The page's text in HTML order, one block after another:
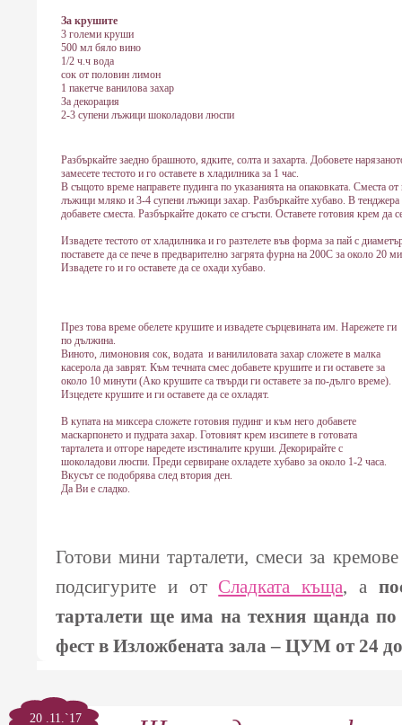
За крушите
3 големи круши
500 мл бяло вино
1/2 ч.ч вода
сок от половин лимон
1 пакетче ванилова захар
За декорация
2-3 супени лъжици шоколадови люспи
Разбъркайте заедно брашното, ядките, солта и захарта. Добовете
замесете тестото и го оставете в хладилника за 1 час.
В същото време направете пудинга по указанията на опаковката. Сместа от
лъжици мляко и 3-4 супени лъжици захар. Разбъркайте хубаво. В тенджера
добавете сместа. Разбъркайте докато се сгъсти. Оставете готовия крем да
Извадете тестото от хладилника и го разтелете във форма за пай с
поставете да се пече в предварително загрята фурна на 200С за около 20
Извадете го и го оставете да се охади хубаво.
През това време обелете крушите и извадете сърцевината им. Нарежете ги
по дължина.
Виното, лимоновия сок, водата и ванилиловата захар сложете в малка
касерола да заврят. Към течната смес добавете крушите и ги оставете за
около 10 минути (Ако крушите са твърди ги оставете за по-дълго време).
Изцедете крушите и ги оставете да се охладят.
В купата на миксера сложете готовия пудинг и към него добавете
маскарпонето и пудрата захар. Готовият крем изсипете в готовата
тарталета и отгоре наредете изстиналите круши. Декорирайте с
шоколадови люспи. Преди сервиране охладете хубаво за около 1-2 часа.
Вкусът се подобрява след втория ден.
Да Ви е сладко.
Готови мини тарталети, смеси за
подсигурите и от Сладката къща, а
тарталети ще има на техния щанда по
фест в Изложбената зала – ЦУМ от 24
20 .11.`17